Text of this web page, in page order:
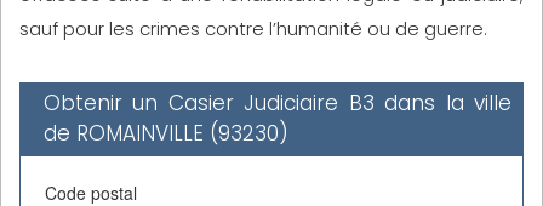
sauf pour les crimes contre l’humanité ou de guerre.
Obtenir un Casier Judiciaire B3 dans la ville
de ROMAINVILLE (93230)
Code postal